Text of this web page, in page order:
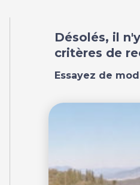
Désolés, il
critères de
Essayez de